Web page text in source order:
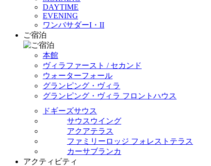
DAYTIME
EVENING
ワンバサダーI・II
ご宿泊
本館
ヴィラファースト / セカンド
ウォーターフォール
グランピング・ヴィラ
グランピング・ヴィラ フロントハウス
ドギーズサウス
サウスウイング
アクアテラス
ファミリーロッジ フォレストテラス
カーサブランカ
アクティビティ